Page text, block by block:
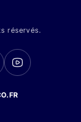
réservés.